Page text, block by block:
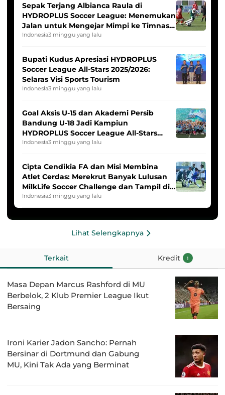
Sepak Terjang Albianca Raula di
HYDROPLUS Soccer League: Menemukan
Jalan untuk Mengejar Mimpi ke Timnas
Indonesia Putri
Indonesia3 minggu yang lalu
Bupati Kudus Apresiasi HYDROPLUS
Soccer League All-Stars 2025/2026:
Selaras Visi Sports Tourism
Indonesia3 minggu yang lalu
Goal Aksis U-15 dan Akademi Persib
Bandung U-18 Jadi Kampiun
HYDROPLUS Soccer League All-Stars
2025/2026
Indonesia3 minggu yang lalu
Cipta Cendikia FA dan Misi Membina
Atlet Cerdas: Merekrut Banyak Lulusan
MilkLife Soccer Challenge dan Tampil di
HYDROPLUS Soccer League
Indonesia3 minggu yang lalu
Lihat Selengkapnya
Terkait Kredit 1
Masa Depan Marcus Rashford di MU
Berbelok, 2 Klub Premier League Ikut
Bersaing
Ironi Karier Jadon Sancho: Pernah
Bersinar di Dortmund dan Gabung
MU, Kini Tak Ada yang Berminat